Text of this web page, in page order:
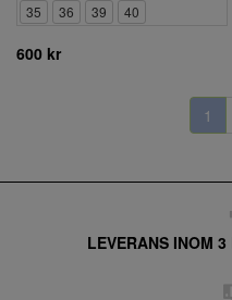
35 36 39 40
600 kr
1
LEVERANS INOM